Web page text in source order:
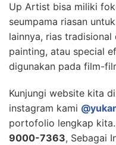
Up Artist bisa miliki
seumpama riasan
lainnya, rias
painting, atau special
digunakan pada film-
Kunjungi website kita di
instagram kami
portofolio lengkap
9000-7363, Sebagai